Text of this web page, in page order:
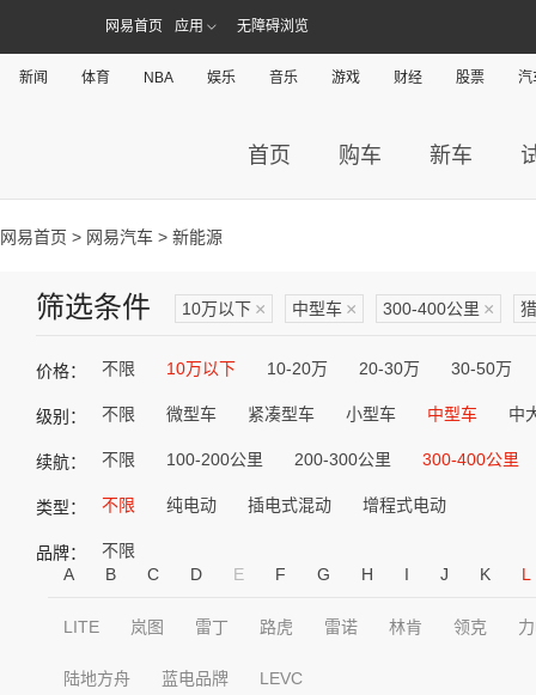
网易首页 应用 无障碍浏览
新闻 体育 NBA 娱乐 音乐 游戏 财经 股票 汽
首页 购车 新车
网易首页 > 网易汽车 > 新能源
筛选条件 10万以下 × 中型车 × 300-400公里 ×
价格： 不限 10万以下 10-20万 20-30万 30-50万
级别： 不限 微型车 紧凑型车 小型车 中型车 中
续航： 不限 100-200公里 200-300公里 300-400公里
类型： 不限 纯电动 插电式混动 增程式电动
品牌：
不限
A
B C D E F G H I J K L
LITE 岚图 雷丁 路虎 雷诺 林肯 领克
陆地方舟 蓝电品牌 LEVC